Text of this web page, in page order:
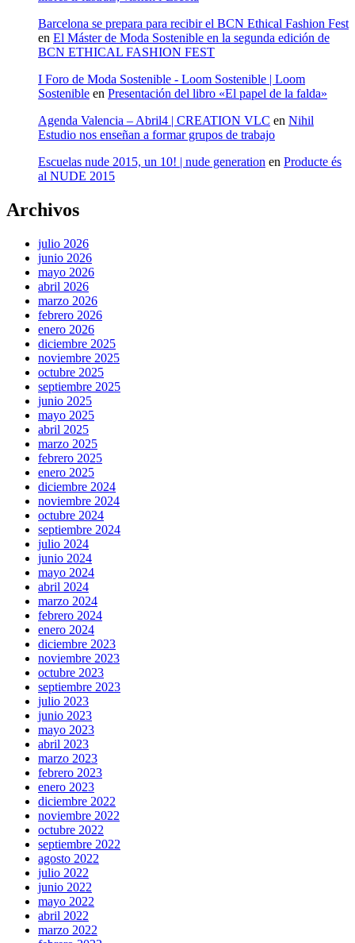
Barcelona se prepara para recibir el BCN Ethical Fashion Fest
en El Máster de Moda Sostenible en la segunda edición de
BCN ETHICAL FASHION FEST
I Foro de Moda Sostenible - Loom Sostenible | Loom
Sostenible en Presentación del libro «El papel de la falda»
Agenda Valencia – Abril4 | CREATION VLC en Nihil
Estudio nos enseñan a formar grupos de trabajo
Escuelas nude 2015, un 10! | nude generation en Producte és
al NUDE 2015
Archivos
julio 2026
junio 2026
mayo 2026
abril 2026
marzo 2026
febrero 2026
enero 2026
diciembre 2025
noviembre 2025
octubre 2025
septiembre 2025
junio 2025
mayo 2025
abril 2025
marzo 2025
febrero 2025
enero 2025
diciembre 2024
noviembre 2024
octubre 2024
septiembre 2024
julio 2024
junio 2024
mayo 2024
abril 2024
marzo 2024
febrero 2024
enero 2024
diciembre 2023
noviembre 2023
octubre 2023
septiembre 2023
julio 2023
junio 2023
mayo 2023
abril 2023
marzo 2023
febrero 2023
enero 2023
diciembre 2022
noviembre 2022
octubre 2022
septiembre 2022
agosto 2022
julio 2022
junio 2022
mayo 2022
abril 2022
marzo 2022